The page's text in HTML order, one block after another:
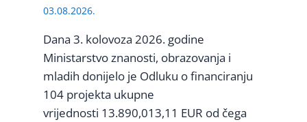
03.08.2026.
Dana 3. kolovoza 2026. godine
Ministarstvo znanosti, obrazovanja i
mladih donijelo je Odluku o financiranju
104 projekta ukupne
vrijednosti 13.890,013,11 EUR od čega